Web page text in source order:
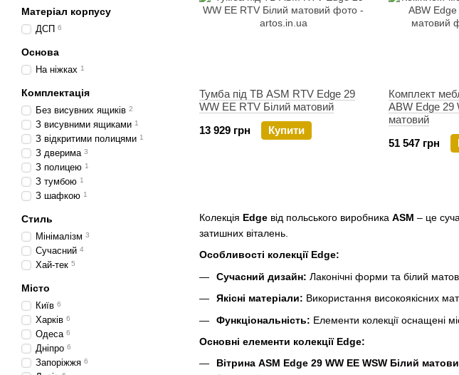
Колекція Edge від польського виробника ASM – це
затишних віталень.
Особливості колекції Edge:
Сучасний дизайн: Лаконічні форми та білий
Якісні матеріали: Використання високоякісних
Функціональність: Елементи колекції оснащені
Основні елементи колекції Edge:
Вітрина ASM Edge 29 WW EE WSW Білий
Тумба під ТВ ASM RTV Edge 29
WW EE RTV Білий матовий
13 929 грн
Купити
Комплект
ABW Edge 29
матовий
51 547 грн
Матеріал корпусу
ДСП 6
Основа
На ніжках 1
Комплектація
Без висувних ящиків 2
З висувними ящиками 1
З відкритими полицями 1
З дверима 3
З полицею 1
З тумбою 1
З шафкою 1
Стиль
Мінімалізм 3
Сучасний 4
Хай-тек 5
Місто
Київ 6
Харків 6
Одеса 6
Дніпро 6
Запоріжжя 6